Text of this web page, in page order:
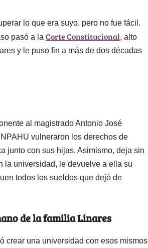
lo que era suyo, pero no fue fácil.
pasó a la Corte Constitucional, alto
y le puso fin a más de dos décadas
al magistrado Antonio José
vulneraron los derechos de
junto con sus hijas. Asimismo, deja sin
la universidad, le devuelve a ella su
todos los sueldos que dejó de
de la familia Linares
crear una universidad con esos mismos